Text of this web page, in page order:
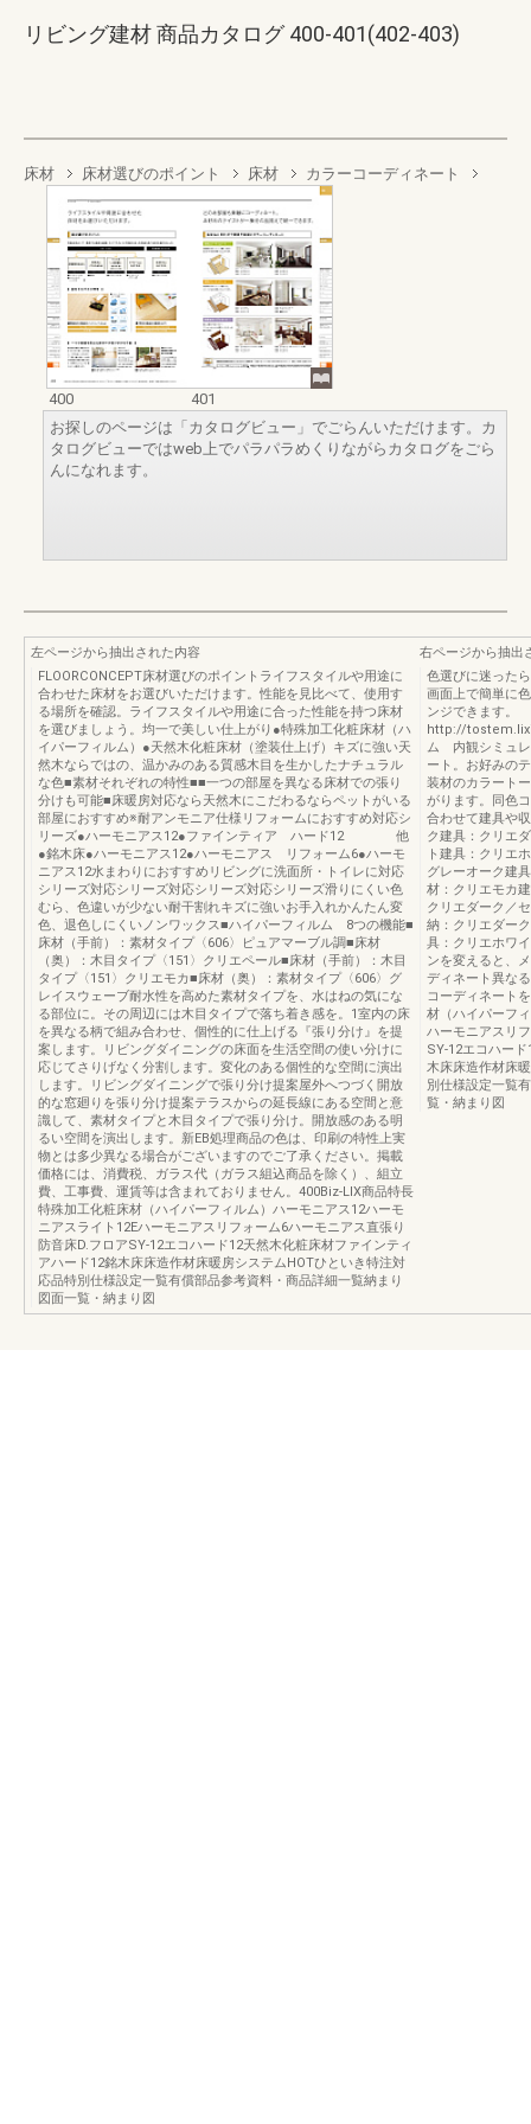
リビング建材 商品カタログ 400-401(402-403)
床材 床材選びのポイント 床材 カラーコーディネート
400
401
お探しのページは「カタログビュー」でごらんいただけます。カ
タログビューではweb上でパラパラめくりながらカタログをごら
んになれます。
左ページから抽出された内容
FLOORCONCEPT床材選びのポイントライフスタイルや用途に
合わせた床材をお選びいただけます。性能を見比べて、使用す
る場所を確認。ライフスタイルや用途に合った性能を持つ床材
を選びましょう。均一で美しい仕上がり●特殊加工化粧床材（ハ
イパーフィルム）●天然木化粧床材（塗装仕上げ）キズに強い天
然木ならではの、温かみのある質感木目を生かしたナチュラル
な色■素材それぞれの特性■■一つの部屋を異なる床材での張り
分けも可能■床暖房対応なら天然木にこだわるならペットがいる
部屋におすすめ※耐アンモニア仕様リフォームにおすすめ対応シ
リーズ●ハーモニアス12●ファインティア ハード12 他
●銘木床●ハーモニアス12●ハーモニアス リフォーム6●ハーモ
ニアス12水まわりにおすすめリビングに洗面所・トイレに対応
シリーズ対応シリーズ対応シリーズ対応シリーズ滑りにくい色
むら、色違いが少ない耐干割れキズに強いお手入れかんたん変
色、退色しにくいノンワックス■ハイパーフィルム 8つの機能■
床材（手前）：素材タイプ〈606〉ピュアマーブル調■床材
（奥）：木目タイプ〈151〉クリエペール■床材（手前）：木目
タイプ〈151〉クリエモカ■床材（奥）：素材タイプ〈606〉グ
レイスウェーブ耐水性を高めた素材タイプを、水はねの気にな
る部位に。その周辺には木目タイプで落ち着き感を。1室内の床
を異なる柄で組み合わせ、個性的に仕上げる『張り分け』を提
案します。リビングダイニングの床面を生活空間の使い分けに
応じてさりげなく分割します。変化のある個性的な空間に演出
します。リビングダイニングで張り分け提案屋外へつづく開放
的な窓廻りを張り分け提案テラスからの延長線にある空間と意
識して、素材タイプと木目タイプで張り分け。開放感のある明
るい空間を演出します。新EB処理商品の色は、印刷の特性上実
物とは多少異なる場合がございますのでご了承ください。掲載
価格には、消費税、ガラス代（ガラス組込商品を除く）、組立
費、工事費、運賃等は含まれておりません。400Biz-LIX商品特長
特殊加工化粧床材（ハイパーフィルム）ハーモニアス12ハーモ
ニアスライト12Eハーモニアスリフォーム6ハーモニアス直張り
防音床D.フロアSY-12エコハード12天然木化粧床材ファインティ
アハード12銘木床床造作材床暖房システムHOTひといき特注対
応品特別仕様設定一覧有償部品参考資料・商品詳細一覧納まり
図面一覧・納まり図
右ページから抽出
色選びに迷った
画面上で簡単に
ンジできます。
http://
ム 内観シミュレ
ート。お好みの
装材のカラート
がります。同色
合わせて建具や
ク建具：クリエ
ト建具：クリエ
グレーオーク建
材：クリエモカ
クリエダーク／
納：クリエダー
具：クリエホワ
ンを変えると、
ディネート異な
コーディネート
材（ハイパーフ
ハーモニアスリ
SY-12エコハー
木床床造作材床
別仕様設定一覧
覧・納まり図